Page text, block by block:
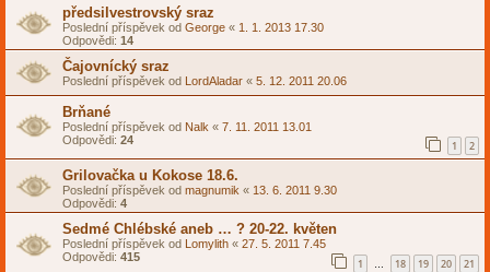
předsilvestrovský sraz
Poslední příspěvek od George « 1. 1. 2013 17.30
Odpovědi: 14
Čajovnícký sraz
Poslední příspěvek od LordAladar « 5. 12. 2011 20.06
Brňané
Poslední příspěvek od Nalk « 7. 11. 2011 13.01
Odpovědi: 24 1 2
Grilovačka u Kokose 18.6.
Poslední příspěvek od magnumik « 13. 6. 2011 9.30
Odpovědi: 4
Sedmé Chlébské aneb … ? 20-22. květen
Poslední příspěvek od Lomylith « 27. 5. 2011 7.45
Odpovědi: 415 1 … 18 19 20 21